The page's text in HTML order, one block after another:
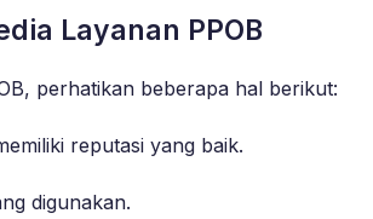
Layanan PPOB
perhatikan beberapa hal berikut:
reputasi yang baik.
digunakan.